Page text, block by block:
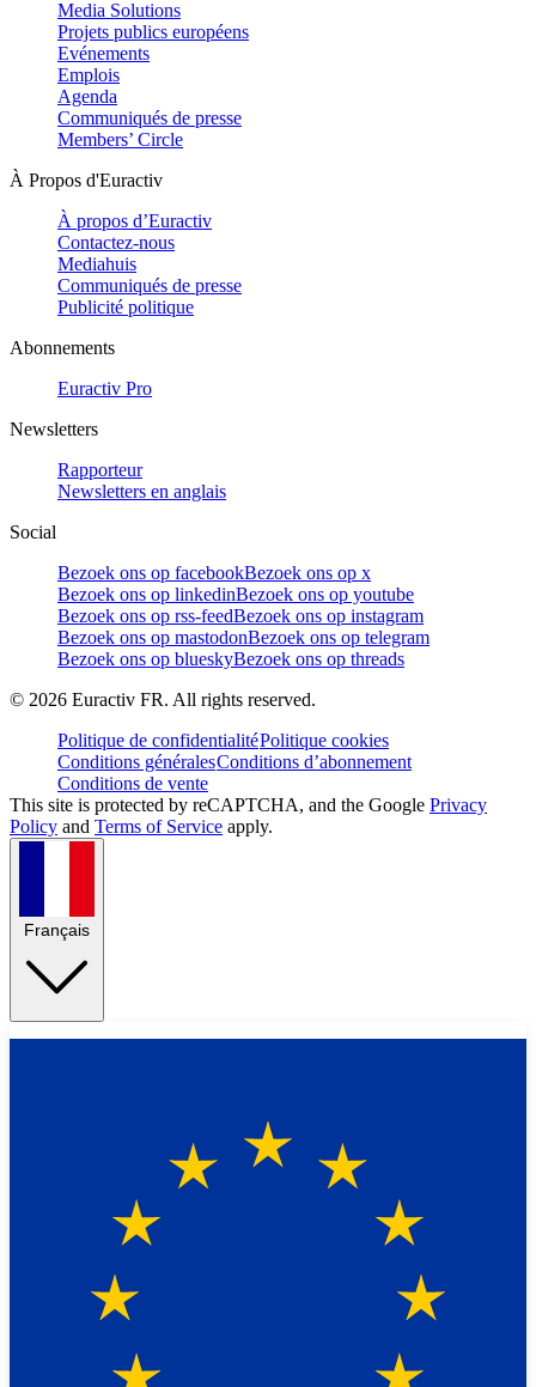
Media Solutions
Projets publics européens
Evénements
Emplois
Agenda
Communiqués de presse
Members’ Circle
À Propos d'Euractiv
À propos d’Euractiv
Contactez-nous
Mediahuis
Communiqués de presse
Publicité politique
Abonnements
Euractiv Pro
Newsletters
Rapporteur
Newsletters en anglais
Social
Bezoek ons op facebookBezoek ons op x
Bezoek ons op linkedinBezoek ons op youtube
Bezoek ons op rss-feedBezoek ons op instagram
Bezoek ons op mastodonBezoek ons op telegram
Bezoek ons op blueskyBezoek ons op threads
© 2026 Euractiv FR. All rights reserved.
Politique de confidentialitéPolitique cookies
Conditions généralesConditions d’abonnement
Conditions de vente
This site is protected by reCAPTCHA, and the Google Privacy
Policy and Terms of Service apply.
Français